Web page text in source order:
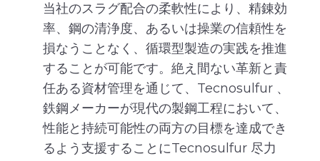
当社のスラグ配合の柔軟性により、精錬効
率、鋼の清浄度、あるいは操業の信頼性を
損なうことなく、循環型製造の実践を推進
することが可能です。絶え間ない革新と責
任ある資材管理を通じて、Tecnosulfur 、
鉄鋼メーカーが現代の製鋼工程において、
性能と持続可能性の両方の目標を達成でき
るよう支援することにTecnosulfur 尽力